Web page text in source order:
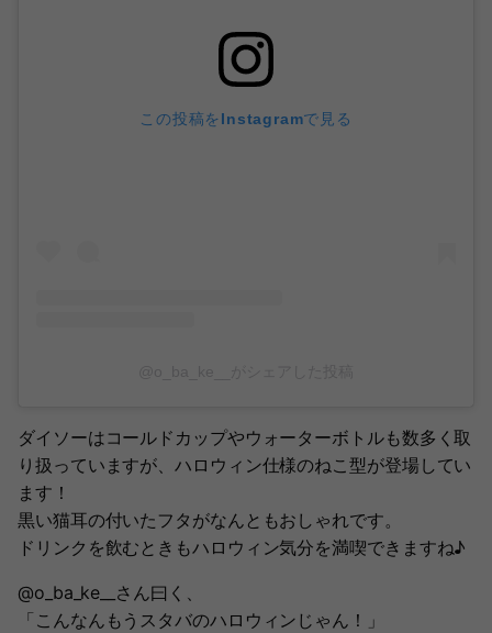
この投稿をInstagramで見る
ダイソーはコールドカップやウォーターボトルも数多く取
り扱っていますが、ハロウィン仕様のねこ型が登場してい
ます！
黒い猫耳の付いたフタがなんともおしゃれです。
ドリンクを飲むときもハロウィン気分を満喫できますね♪
@o_ba_ke__さん曰く、
「こんなんもうスタバのハロウィンじゃん！」